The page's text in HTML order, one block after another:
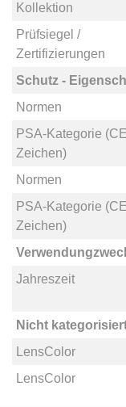
Kollektion
Prüfsiegel /
Zertifizierungen
Schutz -
Normen
PSA-Kategorie
Zeichen)
Normen
PSA-Kategorie
Zeichen)
Jahreszeit
Nicht
LensColor
LensColor